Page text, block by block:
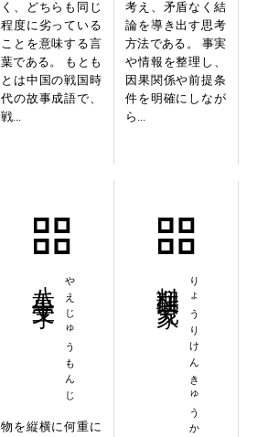
く、どちらも同じ
程度に劣っている
ことを意味する言
葉である。 もとも
とは中国の戦国時
代の故事成語で、
戦...
考え、矛盾なく結
論を導き出す思考
方法である。 事実
や情報を整理し、
因果関係や前提条
件を明確にしなが
ら...
やえじゅうもんじ
物を縦横に何重に
りょうりけんきゅうか